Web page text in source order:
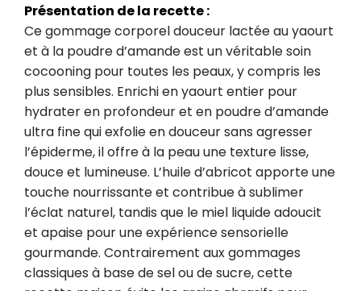
Présentation de la recette :
Ce gommage corporel douceur lactée au yaourt
et à la poudre d’amande est un véritable soin
cocooning pour toutes les peaux, y compris les
plus sensibles. Enrichi en yaourt entier pour
hydrater en profondeur et en poudre d’amande
ultra fine qui exfolie en douceur sans agresser
l’épiderme, il offre à la peau une texture lisse,
douce et lumineuse. L’huile d’abricot apporte une
touche nourrissante et contribue à sublimer
l’éclat naturel, tandis que le miel liquide adoucit
et apaise pour une expérience sensorielle
gourmande. Contrairement aux gommages
classiques à base de sel ou de sucre, cette